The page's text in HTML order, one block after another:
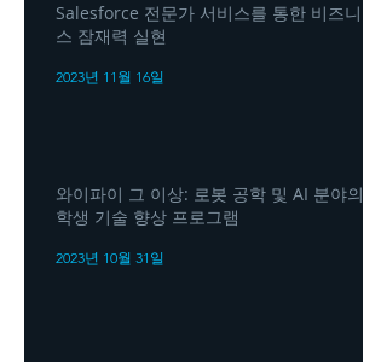
Salesforce 전문가 서비스를 통한 비즈니
스 잠재력 실현
2023년 11월 16일
와이파이 그 이상: 로봇 공학 및 AI 분야의
학생 기술 향상 프로그램
2023년 10월 31일